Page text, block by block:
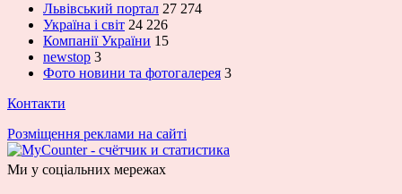
Львівський портал 27 274
Україна і світ 24 226
Компанії України 15
newstop 3
Фото новини та фотогалерея 3
Контакти
Розміщення реклами на сайті
Ми у соціальних мережах